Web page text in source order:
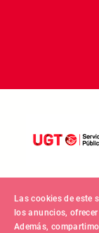
Las cookies de este
los anuncios,
Además,